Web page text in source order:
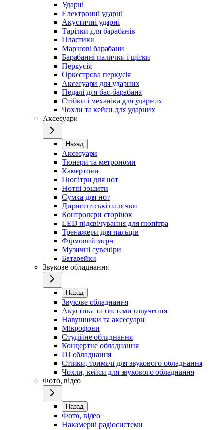
Ударні
Електронні ударні
Акустичні ударні
Тарілки для барабанів
Пластики
Маршові барабани
Барабанні палички і щітки
Перкусія
Оркестрова перкусія
Аксесуари для ударних
Педалі для бас-барабана
Стійки і механіка для ударних
Чохли та кейси для ударних
Аксесуари
Назад
Аксесуари
Тюнери та метрономи
Камертони
Пюпітри для нот
Нотні зошити
Сумка для нот
Диригентські палички
Контролери сторінок
LED підсвічування для пюпітра
Тренажери для пальців
Фірмовий мерч
Музичні сувеніри
Батарейки
Звукове обладнання
Назад
Звукове обладнання
Акустика та системи озвучення
Навушники та аксесуари
Мікрофони
Студійне обладнання
Концертне обладнання
DJ обладнання
Стійки, тримачі для звукового обладнання
Чохли, кейси для звукового обладнання
Фото, відео
Назад
Фото, відео
Накамерні радіосистеми